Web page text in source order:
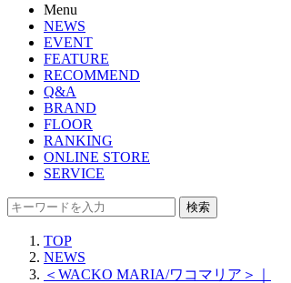
Menu
NEWS
EVENT
FEATURE
RECOMMEND
Q&A
BRAND
FLOOR
RANKING
ONLINE STORE
SERVICE
検索
TOP
NEWS
＜WACKO MARIA/ワコマリア＞｜